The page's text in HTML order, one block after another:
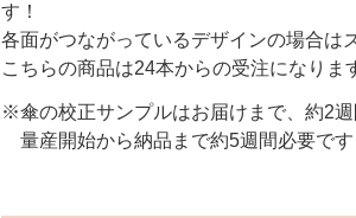
す！
各面がつながっているデザインの場合は
こちらの商品は24本からの受注になりま
※傘の校正サンプルはお届けまで、約2
量産開始から納品まで約5週間必要です